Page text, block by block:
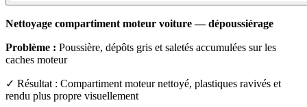
Nettoyage compartiment moteur voiture — dépoussiérage
Problème : Poussière, dépôts gris et saletés accumulées sur les
caches moteur
✓ Résultat : Compartiment moteur nettoyé, plastiques ravivés et
rendu plus propre visuellement